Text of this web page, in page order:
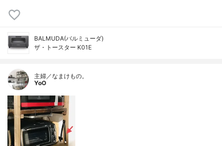
BALMUDA(バルミューダ)
ザ・トースター K01E
主婦／なまけもの。
YoO